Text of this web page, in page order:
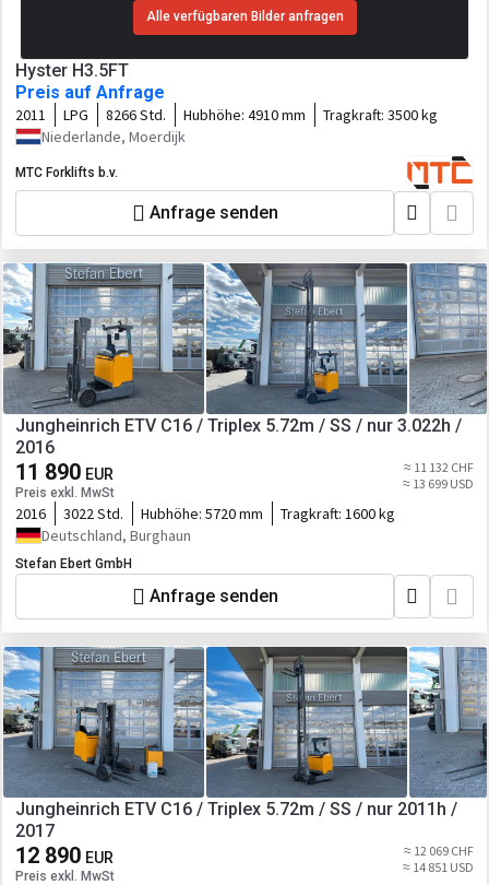
Alle verfügbaren Bilder anfragen
Hyster H3.5FT
Preis auf Anfrage
2011 LPG 8266 Std. Hubhöhe: 4910 mm Tragkraft: 3500 kg
Niederlande, Moerdijk
MTC Forklifts b.v.
Anfrage senden
Jungheinrich ETV C16 / Triplex 5.72m / SS / nur 3.022h /
2016
11 890 EUR
Preis exkl. MwSt
≈ 11 132 CHF
≈ 13 699 USD
2016 3022 Std. Hubhöhe: 5720 mm Tragkraft: 1600 kg
Deutschland, Burghaun
Stefan Ebert GmbH
Anfrage senden
Jungheinrich ETV C16 / Triplex 5.72m / SS / nur 2011h /
2017
12 890 EUR
Preis exkl. MwSt
≈ 12 069 CHF
≈ 14 851 USD